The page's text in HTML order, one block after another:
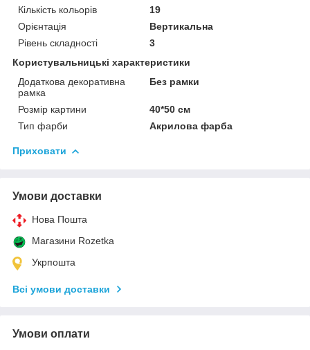
Кількість кольорів
19
Орієнтація
Вертикальна
Рівень складності
3
Користувальницькі характеристики
Додаткова декоративна
рамка
Без рамки
Розмір картини
40*50 см
Тип фарби
Акрилова фарба
Приховати
Умови доставки
Нова Пошта
Магазини Rozetka
Укрпошта
Всі умови доставки
Умови оплати